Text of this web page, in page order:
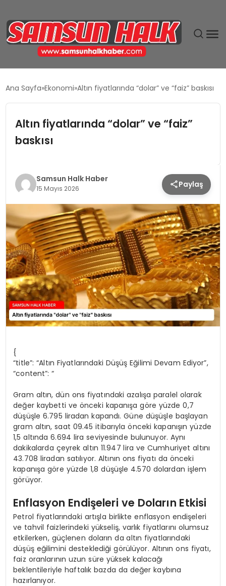
EKONOMI
MAGAZIN
SIYASET
SPOR
TEKNOLOJI
YAŞAM
Ana Sayfa Ekonomi Altın fiyatlarında “dolar” ve “faiz” baskısı
Altın fiyatlarında “dolar” ve “faiz”
baskısı
Samsun Halk Haber
15 Mayıs 2026 Paylaş
{
“title”: “Altın Fiyatlarındaki Düşüş Eğilimi Devam Ediyor”,
“content”: “
Gram altın, dün ons fiyatındaki azalışa paralel olarak
değer kaybetti ve önceki kapanışa göre yüzde 0,7
düşüşle 6.795 liradan kapandı. Güne düşüşle başlayan
gram altın, saat 09.45 itibarıyla önceki kapanışın yüzde
1,5 altında 6.694 lira seviyesinde bulunuyor. Aynı
dakikalarda çeyrek altın 11.947 lira ve Cumhuriyet altını
43.708 liradan satılıyor. Altının ons fiyatı da önceki
kapanışa göre yüzde 1,8 düşüşle 4.570 dolardan işlem
görüyor.
Enflasyon Endişeleri ve Doların Etkisi
Petrol fiyatlarındaki artışla birlikte enflasyon endişeleri
ve tahvil faizlerindeki yükseliş, varlık fiyatlarını olumsuz
etkilerken, güçlenen doların da altın fiyatlarındaki
düşüş eğilimini desteklediği görülüyor. Altının ons fiyatı,
faiz oranlarının uzun süre yüksek kalacağı
beklentileriyle haftalık bazda da değer kaybına
hazırlanıyor.